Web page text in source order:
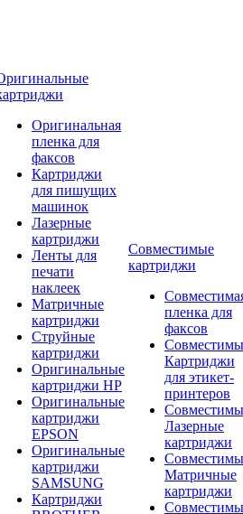
Оригинальная
пленка для
факсов
Картриджи
для пишущих
машинок
Лазерные
картриджи
Ленты для
печати
наклеек
Матричные
картриджи
Струйные
картриджи
Оригинальные
картриджи HP
Оригинальные
картриджи
EPSON
Оригинальные
картриджи
SAMSUNG
Картриджи
Совместимые
картриджи
пленка для
факсов
Картриджи
для этикет-
принтеров
Лазерные
картриджи
Матричные
картриджи